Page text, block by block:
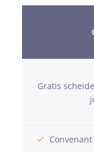
Gratis
Convenant